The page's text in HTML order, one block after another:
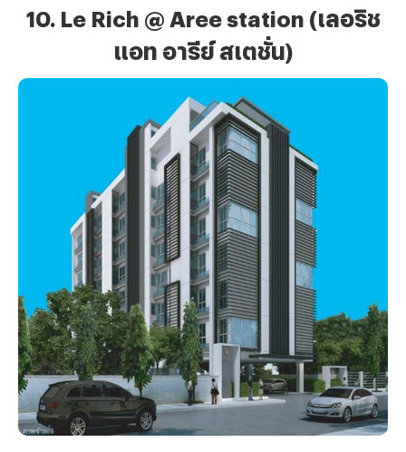
10. Le Rich @ Aree station (เลอริช
แอท อารีย์ สเตชั่น)